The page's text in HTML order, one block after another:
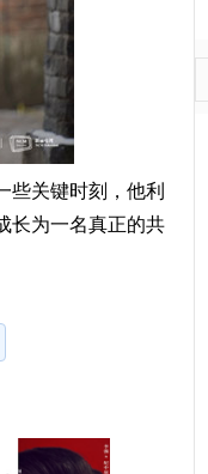
些关键时刻，他利
长为一名真正的共